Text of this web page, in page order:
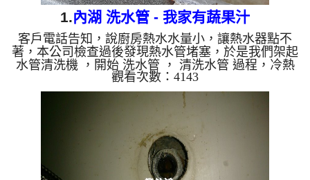
1.內湖 洗水管 - 我家有蔬果汁
客戶電話告知，說廚房熱水水量小，讓熱水器點不
著，本公司檢查過後發現熱水管堵塞，於是我們架起
水管清洗機 ，開始 洗水管 ， 清洗水管 過程，冷熱
水管水龍頭洗出相當多的蔬果汁，過程常常 水管堵
塞 ， 水管清洗 約兩小時，終於讓熱水水量正常，讓
熱水器正常點起來。 清洗水管 水管清洗 洗水管 熱水
觀看次數：4143